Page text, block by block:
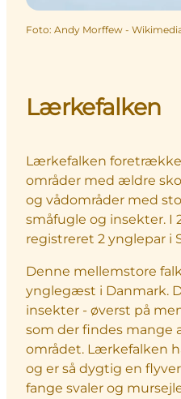
Foto: Andy Morffew -
Lærkefalken
Lærkefalken
områder med ældre
og vådområder med
småfugle og insekter. I
registreret 2 ynglepar i
Denne mellemstore
ynglegæst i Danmark.
insekter - øverst på
som der findes mange
området. Lærkefalken
og er så dygtig en
fange svaler og